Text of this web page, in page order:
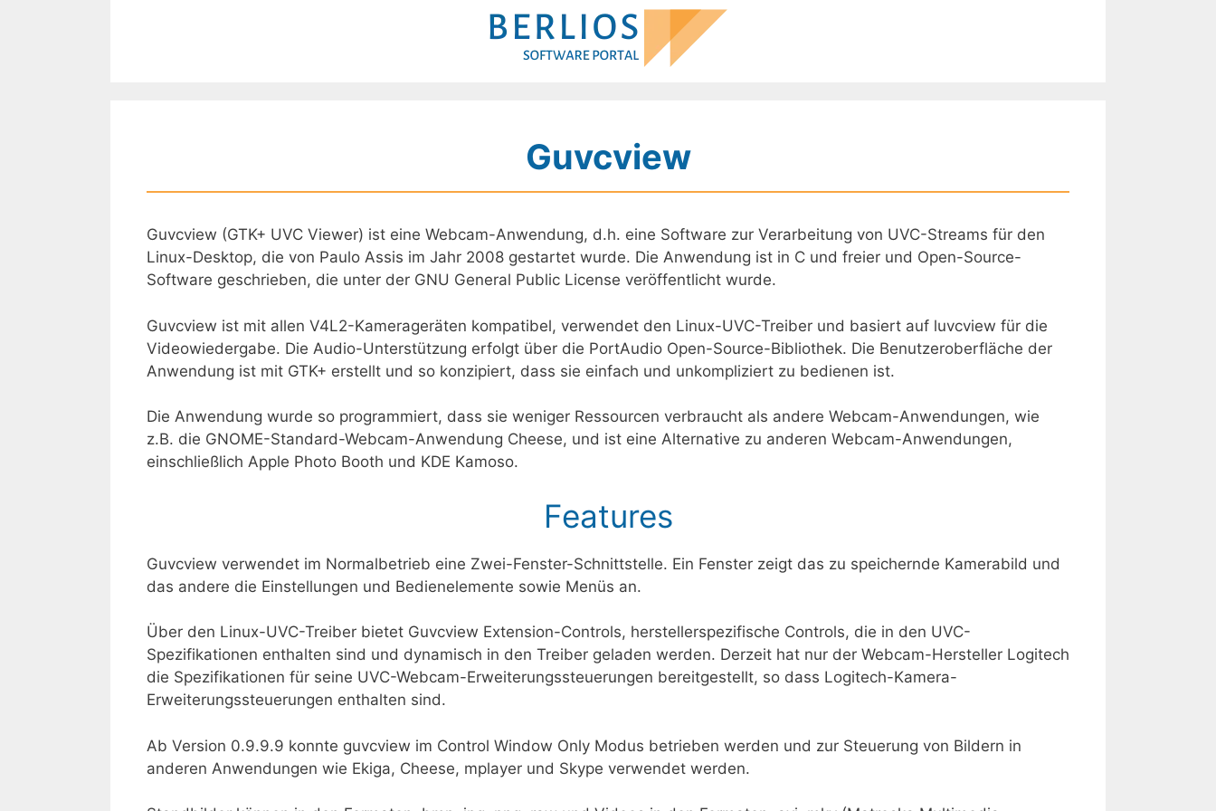
Guvcview
Guvcview (GTK+ UVC Viewer) ist eine Webcam-Anwendung, d.h. eine Software zur Verarbeitung von UVC-Streams für den
Linux-Desktop, die von Paulo Assis im Jahr 2008 gestartet wurde. Die Anwendung ist in C und freier und Open-Source-
Software geschrieben, die unter der GNU General Public License veröffentlicht wurde.
Guvcview ist mit allen V4L2-Kamerageräten kompatibel, verwendet den Linux-UVC-Treiber und basiert auf luvcview für die
Videowiedergabe. Die Audio-Unterstützung erfolgt über die PortAudio Open-Source-Bibliothek. Die Benutzeroberfläche der
Anwendung ist mit GTK+ erstellt und so konzipiert, dass sie einfach und unkompliziert zu bedienen ist.
Die Anwendung wurde so programmiert, dass sie weniger Ressourcen verbraucht als andere Webcam-Anwendungen, wie
z.B. die GNOME-Standard-Webcam-Anwendung Cheese, und ist eine Alternative zu anderen Webcam-Anwendungen,
einschließlich Apple Photo Booth und KDE Kamoso.
Features
Guvcview verwendet im Normalbetrieb eine Zwei-Fenster-Schnittstelle. Ein Fenster zeigt das zu speichernde Kamerabild und
das andere die Einstellungen und Bedienelemente sowie Menüs an.
Über den Linux-UVC-Treiber bietet Guvcview Extension-Controls, herstellerspezifische Controls, die in den UVC-
Spezifikationen enthalten sind und dynamisch in den Treiber geladen werden. Derzeit hat nur der Webcam-Hersteller Logitech
die Spezifikationen für seine UVC-Webcam-Erweiterungssteuerungen bereitgestellt, so dass Logitech-Kamera-
Erweiterungssteuerungen enthalten sind.
Ab Version 0.9.9.9 konnte guvcview im Control Window Only Modus betrieben werden und zur Steuerung von Bildern in
anderen Anwendungen wie Ekiga, Cheese, mplayer und Skype verwendet werden.